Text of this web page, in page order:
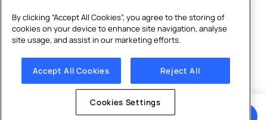
Copyright © 2026 Culligan Nederland BV
By clicking “Accept All Cookies”, you agree to the storing of
cookies on your device to enhance site navigation, analyse
site usage, and assist in our marketing efforts.
Accept All Cookies Reject All
Cookies Settings
Ontvang een offerte